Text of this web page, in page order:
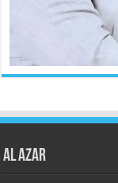
AL AZAR